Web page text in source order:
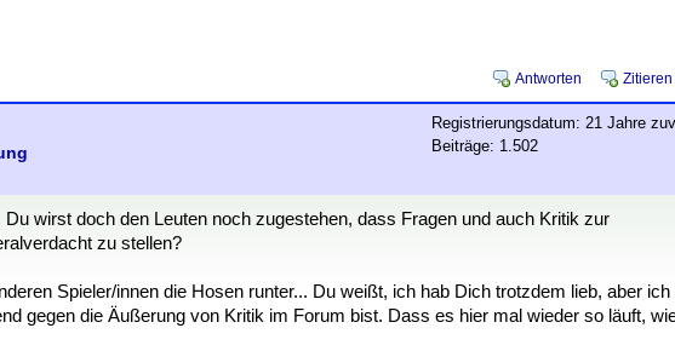
Antworten Zitieren
Registrierungsdatum: 21 Jahre
Beiträge: 1.502
wirst doch den Leuten noch zugestehen, dass Fragen und auch Kritik zur
zu stellen?
Spieler/innen die Hosen runter... Du weißt, ich hab Dich trotzdem lieb, aber ich
gegen die Äußerung von Kritik im Forum bist. Dass es hier mal wieder so läuft,